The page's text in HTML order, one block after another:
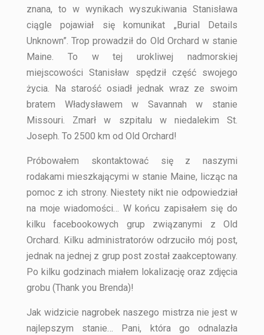
znana, to w wynikach wyszukiwania Stanisława
ciągle pojawiał się komunikat „Burial Details
Unknown”. Trop prowadził do Old Orchard w stanie
Maine. To w tej urokliwej nadmorskiej
miejscowości Stanisław spędził część swojego
życia. Na starość osiadł jednak wraz ze swoim
bratem Władysławem w Savannah w stanie
Missouri. Zmarł w szpitalu w niedalekim St.
Joseph. To 2500 km od Old Orchard!
Próbowałem skontaktować się z naszymi
rodakami mieszkającymi w stanie Maine, licząc na
pomoc z ich strony. Niestety nikt nie odpowiedział
na moje wiadomości… W końcu zapisałem się do
kilku facebookowych grup związanymi z Old
Orchard. Kilku administratorów odrzuciło mój post,
jednak na jednej z grup post został zaakceptowany.
Po kilku godzinach miałem lokalizację oraz zdjęcia
grobu (Thank you Brenda)!
Jak widzicie nagrobek naszego mistrza nie jest w
najlepszym stanie… Pani, która go odnalazła